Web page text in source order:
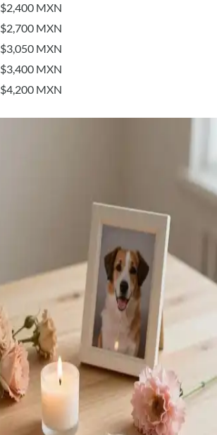
$2,400 MXN
$2,700 MXN
$3,050 MXN
$3,400 MXN
$4,200 MXN